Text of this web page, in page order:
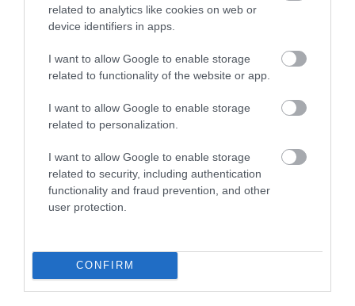
related to analytics like cookies on web or
device identifiers in apps.
I want to allow Google to enable storage
related to functionality of the website or app.
I want to allow Google to enable storage
related to personalization.
I want to allow Google to enable storage
related to security, including authentication
functionality and fraud prevention, and other
user protection.
CONFIRM
NEM, A FÁK NEM „ÉRZIK ELŐRE” A NAPFOGYATKOZÁST – A
DOLOMITOKBAN INKÁBB A VIHAR BESZÉLT